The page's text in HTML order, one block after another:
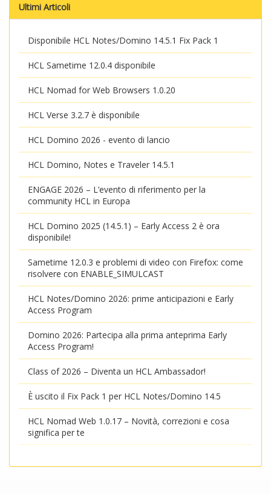
Ultimi Articoli
Disponibile HCL Notes/Domino 14.5.1 Fix Pack 1
HCL Sametime 12.0.4 disponibile
HCL Nomad for Web Browsers 1.0.20
HCL Verse 3.2.7 è disponibile
HCL Domino 2026 - evento di lancio
HCL Domino, Notes e Traveler 14.5.1
ENGAGE 2026 – L’evento di riferimento per la
community HCL in Europa
HCL Domino 2025 (14.5.1) – Early Access 2 è ora
disponibile!
Sametime 12.0.3 e problemi di video con Firefox: come
risolvere con ENABLE_SIMULCAST
HCL Notes/Domino 2026: prime anticipazioni e Early
Access Program
Domino 2026: Partecipa alla prima anteprima Early
Access Program!
Class of 2026 – Diventa un HCL Ambassador!
È uscito il Fix Pack 1 per HCL Notes/Domino 14.5
HCL Nomad Web 1.0.17 – Novità, correzioni e cosa
significa per te